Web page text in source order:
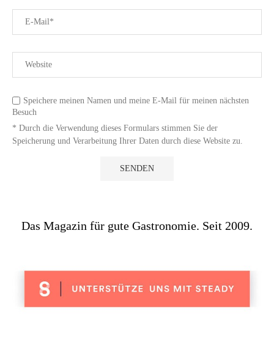
Speichere meinen Namen und meine E-Mail für meinen nächsten
Besuch
* Durch die Verwendung dieses Formulars stimmen Sie der
Speicherung und Verarbeitung Ihrer Daten durch diese Website zu.
Das Magazin für gute Gastronomie. Seit 2009.